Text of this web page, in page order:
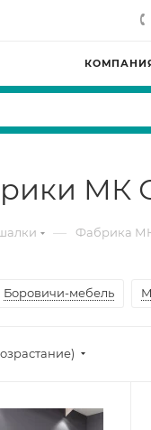
МК
— Фабрика
Боровичи-мебель